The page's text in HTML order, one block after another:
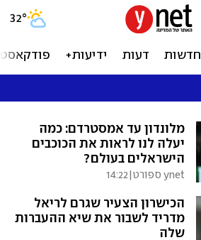
32°
חדשות דעות ידיעות+
מלונדון עד אמסטרדם: כמה
יעלה לנו לראות את הכוכבים
הישראלים בעולם?
ynet ספורט |
14:22
הכישרון הצעיר שגרם לריאל
מדריד לשבור את שיא ההעברות
שלה